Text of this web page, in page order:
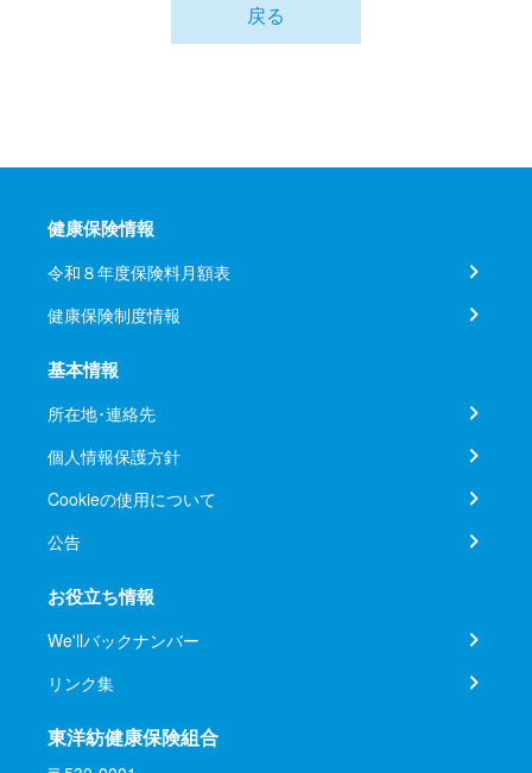
戻る
健康保険情報
令和８年度保険料月額表
健康保険制度情報
基本情報
所在地･連絡先
個人情報保護方針
Cookieの使用について
公告
お役立ち情報
We'llバックナンバー
リンク集
東洋紡健康保険組合